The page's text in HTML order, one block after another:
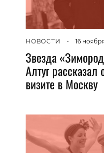
НОВОСТИ • 16
Звезда
Алтуг рассказал
визите в Москву